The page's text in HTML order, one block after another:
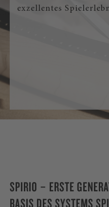
exzellentes
SPIRIO – ERSTE
BASIS DES SYSTEMS